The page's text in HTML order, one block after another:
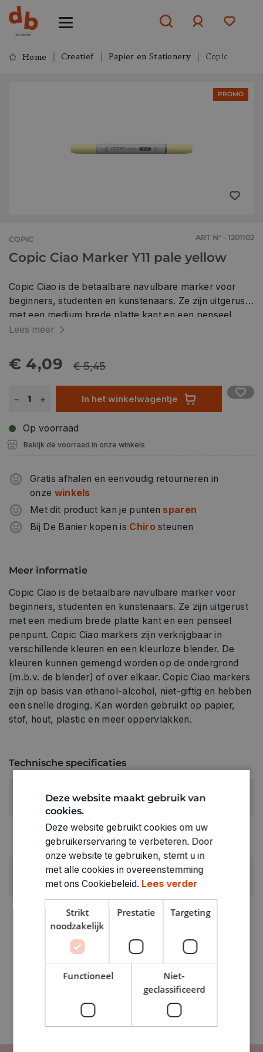
Home Creatief Papier en Stationery Copic
PROMO
COPIC ART N° - 1201102
Copic Ciao Marker Y11 pale yellow
Copic Ciao is de betaalbare navulbare marker voor
beginners, studenten en kunstenaars. Ze zijn uitgerust
met een medium brede platte kant en een penseel
penpunt. Copic Ciao markers zijn verkrijgbaar in
kleuren kunnen gemengd worden op de ondergrond
(m.b.v. de blender) of over elkaar. Copic Ciao markers
zijn op basis van ethanol-alcohol, niet-giftig en hebben
een snelle droging. Kan worden gebruikt op papier,
stof, hout, plastic en meer oppervlakken.
Lees meer
€ 4,09 € 5,45
In het winkelwagentje
Op voorraad
Bekijk de voorraad in onze winkels
Gratis afhalen en eenvoudig retourneren in
onze winkels
Met dit product kan je punten sparen
Bij De Banier kopen is Chirosteunen
Meer informatie
Copic Ciao is de betaalbare navulbare marker voor
beginners, studenten en kunstenaars. Ze zijn uitgerust
met een medium brede platte kant en een penseel
penpunt. Copic Ciao markers zijn verkrijgbaar in
verschillende kleuren en een kleurloze blender. De
kleuren kunnen gemengd worden op de ondergrond
(m.b.v. de blender) of over elkaar. Copic Ciao markers
zijn op basis van ethanol-alcohol, niet-giftig en hebben
een snelle droging. Kan worden gebruikt op papier,
stof, hout, plastic en meer oppervlakken.
Technische specificaties
RUBRIEK:
GEWICHT
ARTIKELNUMMER
Deze website maakt gebruik van
cookies.
Deze website gebruikt cookies om uw
gebruikerservaring te verbeteren. Door
onze website te gebruiken, stemt u in
met alle cookies in overeenstemming
met ons Cookiebeleid. Lees verder
Strikt
noodzakelijk
Prestatie Targeting
Functioneel
Niet-
geclassificeerd